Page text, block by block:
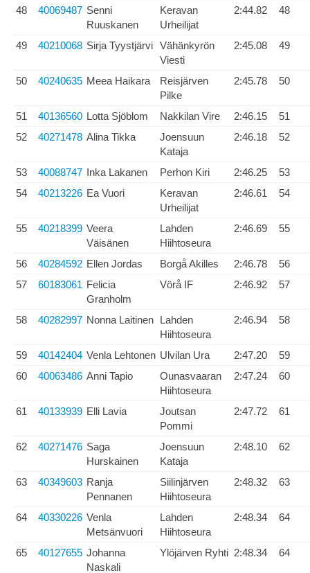
48 40069487 Senni
Ruuskanen
Keravan
Urheilijat
2:44.82 48
49 40210068 Sirja Tyystjärvi Vähänkyrön
Viesti
2:45.08 49
50 40240635 Meea Haikara
Reisjärven
Pilke
2:45.78 50
51 40136560 Lotta Sjöblom Nakkilan Vire 2:46.15
51
52
40271478 Alina Tikka
Joensuun
Kataja
2:46.18 52
53 40088747 Inka Lakanen Perhon Kiri 2:46.25
53
54
40213226 Ea Vuori
Keravan
Urheilijat
2:46.61 54
55 40218399 Veera
Väisänen
Lahden
Hiihtoseura
2:46.69 55
56 40284592 Ellen Jordas Borgå Akilles 2:46.78
56
57
60183061 Felicia
Granholm
Vörå IF 2:46.92 57
58 40282997 Nonna Laitinen Lahden
Hiihtoseura
2:46.94 58
59 40142404 Venla Lehtonen Ulvilan Ura 2:47.20
59
60
40063486 Anni Tapio
Ounasvaaran
Hiihtoseura
2:47.24 60
61 40133939 Elli Lavia
Joutsan
Pommi
2:47.72 61
62 40271476 Saga
Hurskainen
Joensuun
Kataja
2:48.10 62
63 40349603 Ranja
Pennanen
Siilinjärven
Hiihtoseura
2:48.32 63
64 40330226 Venla
Metsänvuori
Lahden
Hiihtoseura
2:48.34 64
65 40127655 Johanna
Naskali
Ylöjärven Ryhti 2:48.34 64